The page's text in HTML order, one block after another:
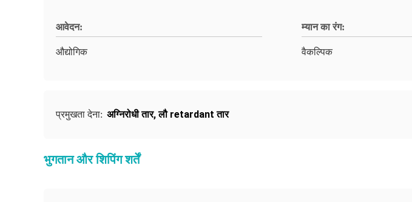
आवेदन:
औद्योगिक
म्यान का रंग:
वैकल्पिक
प्रमुखता देना: अग्निरोधी तार,लौ retardant तार
भुगतान और शिपिंग शर्तें